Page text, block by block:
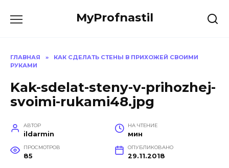
MyProfnastil
ГЛАВНАЯ »
КАК СДЕЛАТЬ СТЕНЫ В ПРИХОЖЕЙ СВОИМИ
РУКАМИ
Kak-sdelat-steny-v-prihozhej-
svoimi-rukami48.jpg
АВТОР
ildarmin
НА ЧТЕНИЕ
мин
ПРОСМОТРОВ
85
ОПУБЛИКОВАНО
29.11.2018